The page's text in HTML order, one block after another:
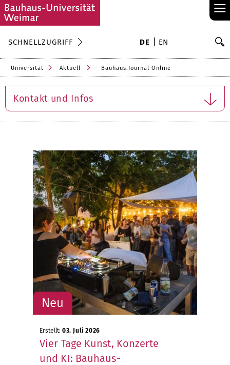
≡
SCHNELLZUGRIFF DE EN
Universität Aktuell Bauhaus.Journal Online
Kontakt und Infos
Erstellt: 03. Juli 2026
Vier Tage Kunst, Konzerte
und KI: Bauhaus-